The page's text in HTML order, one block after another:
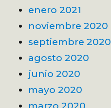
enero 2021
noviembre 2020
septiembre 2020
agosto 2020
junio 2020
mayo 2020
marzo 2020